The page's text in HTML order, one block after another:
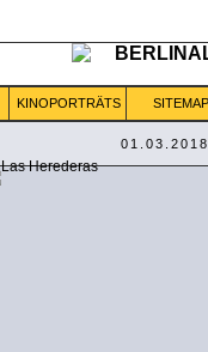
KINOPORTRÄTS SITEMAP
01.03.2018